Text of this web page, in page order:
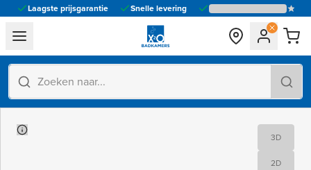
Laagste prijsgarantie Snelle levering
general.navigation.toggle_menu.label
Totale
oppervlakte 3D
2D